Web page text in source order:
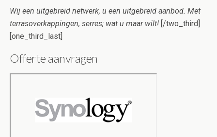
Wij een uitgebreid netwerk, u een uitgebreid aanbod. Met
terrasoverkappingen, serres; wat u maar wilt! [/two_third]
[one_third_last]
Offerte aanvragen